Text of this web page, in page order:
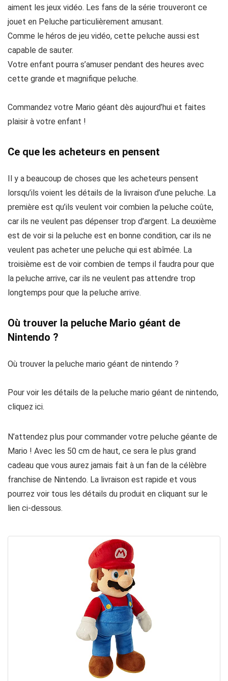
aiment les jeux vidéo. Les fans de la série trouveront ce
jouet en Peluche particulièrement amusant.
Comme le héros de jeu vidéo, cette peluche aussi est
capable de sauter.
Votre enfant pourra s’amuser pendant des heures avec
cette grande et magnifique peluche.
Commandez votre Mario géant dès aujourd’hui et faites
plaisir à votre enfant !
Ce que les acheteurs en pensent
Il y a beaucoup de choses que les acheteurs pensent
lorsqu’ils voient les détails de la livraison d’une peluche. La
première est qu’ils veulent voir combien la peluche coûte,
car ils ne veulent pas dépenser trop d’argent. La deuxième
est de voir si la peluche est en bonne condition, car ils ne
veulent pas acheter une peluche qui est abîmée. La
troisième est de voir combien de temps il faudra pour que
la peluche arrive, car ils ne veulent pas attendre trop
longtemps pour que la peluche arrive.
Où trouver la peluche Mario géant de
Nintendo ?
Où trouver la peluche mario géant de nintendo ?
Pour voir les détails de la peluche mario géant de nintendo,
cliquez ici.
N’attendez plus pour commander votre peluche géante de
Mario ! Avec les 50 cm de haut, ce sera le plus grand
cadeau que vous aurez jamais fait à un fan de la célèbre
franchise de Nintendo. La livraison est rapide et vous
pourrez voir tous les détails du produit en cliquant sur le
lien ci-dessous.